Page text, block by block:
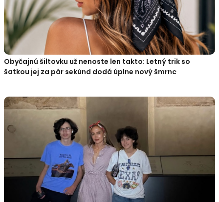
Obyčajnú šiltovku už nenoste len takto: Letný trik so
šatkou jej za pár sekúnd dodá úplne nový šmrnc